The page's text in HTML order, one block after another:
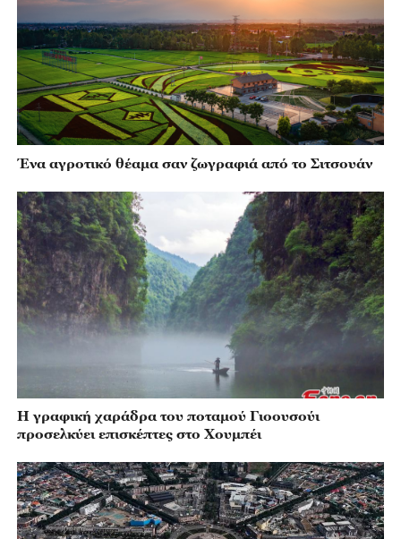
Ένα αγροτικό θέαμα σαν ζωγραφιά από το Σιτσουάν
Η γραφική χαράδρα του ποταμού Γιοουσούι
προσελκύει επισκέπτες στο Χουμπέι